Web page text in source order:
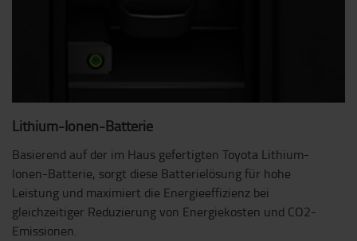
Lithium-Ionen-Batterie
Basierend auf der im Haus gefertigten Toyota Lithium-
Ionen-Batterie, sorgt diese Batterielösung für hohe
Leistung und maximiert die Energieeffizienz bei
gleichzeitiger Reduzierung von Energiekosten und CO2-
Emissionen.